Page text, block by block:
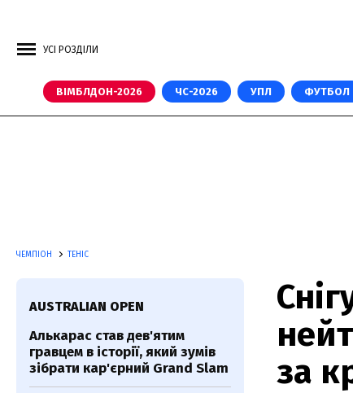
УСІ РОЗДІЛИ
ВІМБЛДОН-2026 ЧС-2026 УПЛ ФУТБОЛ
ЧЕМПІОН ТЕНІС
за
AUSTRALIAN OPEN
Алькарас став дев'ятим
гравцем в історії, який зумів
зібрати кар'єрний Grand Slam